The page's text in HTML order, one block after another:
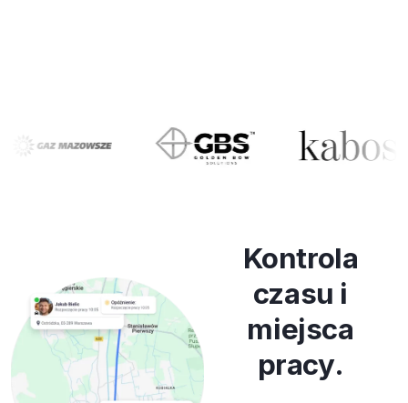
Kontrola
czasu i
miejsca
pracy.